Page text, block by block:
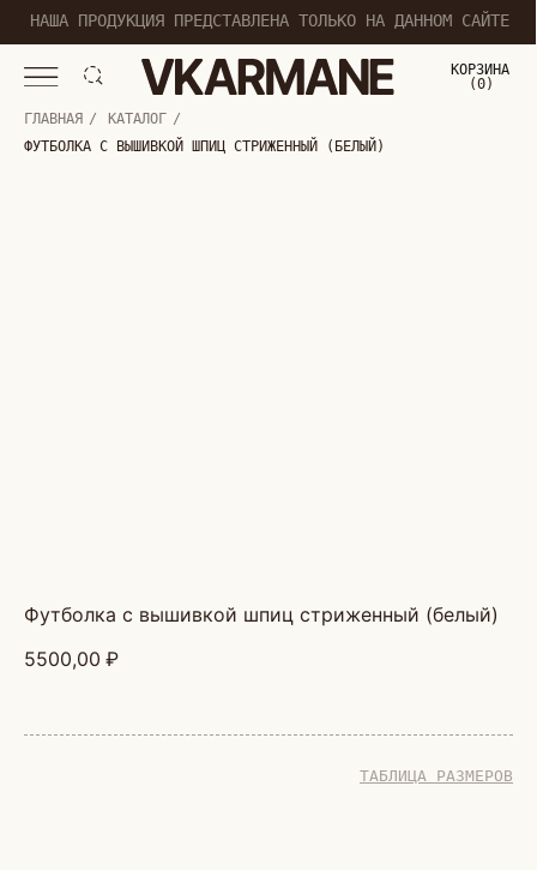
НАША ПРОДУКЦИЯ ПРЕДСТАВЛЕНА ТОЛЬКО НА ДАННОМ САЙТЕ
КОРЗИНА
(0)
0
ГЛАВНАЯ / КАТАЛОГ /
ФУТБОЛКА С ВЫШИВКОЙ ШПИЦ СТРИЖЕННЫЙ (БЕЛЫЙ)
футболка с вышивкой шпиц стриженный (белый)
5500,00 ₽
ТАБЛИЦА РАЗМЕРОВ